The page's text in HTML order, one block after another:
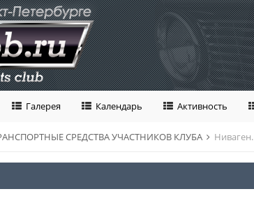
Галерея Календарь Активность
СРЕДСТВА УЧАСТНИКОВ КЛУБА Ниваген.